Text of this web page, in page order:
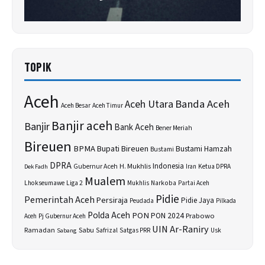
TOPIK
Aceh Aceh Besar Aceh Timur Aceh Utara Banda Aceh
BanjirBanjir aceh Bank Aceh Bener Meriah
Bireuen BPMABupati Bireuen Bustami Bustami Hamzah
Dek Fadh DPRA Gubernur Aceh H. MukhlisIndonesia Iran Ketua DPRA
Lhokseumawe Liga 2 Mualem Mukhlis Narkoba Partai Aceh
Pemerintah AcehPersiraja Peudada Pidie Pidie Jaya Pilkada
Aceh Pj Gubernur Aceh Polda Aceh PON PON 2024Prabowo
Ramadan Sabang Sabu Safrizal Satgas PRR UIN Ar-Raniry Usk